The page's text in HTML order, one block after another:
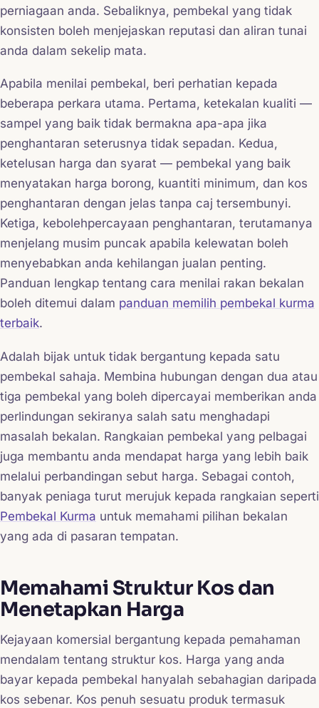
perniagaan anda. Sebaliknya, pembekal yang tidak
konsisten boleh menjejaskan reputasi dan aliran tunai
anda dalam sekelip mata.
Apabila menilai pembekal, beri perhatian kepada
beberapa perkara utama. Pertama, ketekalan kualiti —
sampel yang baik tidak bermakna apa-apa jika
penghantaran seterusnya tidak sepadan. Kedua,
ketelusan harga dan syarat — pembekal yang baik
menyatakan harga borong, kuantiti minimum, dan kos
penghantaran dengan jelas tanpa caj tersembunyi.
Ketiga, kebolehpercayaan penghantaran, terutamanya
menjelang musim puncak apabila kelewatan boleh
menyebabkan anda kehilangan jualan penting.
Panduan lengkap tentang cara menilai rakan bekalan
boleh ditemui dalam panduan memilih pembekal kurma
terbaik.
Adalah bijak untuk tidak bergantung kepada satu
pembekal sahaja. Membina hubungan dengan dua atau
tiga pembekal yang boleh dipercayai memberikan anda
perlindungan sekiranya salah satu menghadapi
masalah bekalan. Rangkaian pembekal yang pelbagai
juga membantu anda mendapat harga yang lebih baik
melalui perbandingan sebut harga. Sebagai contoh,
banyak peniaga turut merujuk kepada rangkaian seperti
Pembekal Kurma untuk memahami pilihan bekalan
yang ada di pasaran tempatan.
Memahami Struktur Kos dan
Menetapkan Harga
Kejayaan komersial bergantung kepada pemahaman
mendalam tentang struktur kos. Harga yang anda
bayar kepada pembekal hanyalah sebahagian daripada
kos sebenar. Kos penuh sesuatu produk termasuk